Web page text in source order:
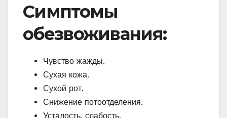
Симптомы
обезвоживания:
Чувство жажды.
Сухая кожа.
Сухой рот.
Снижение потоотделения.
Усталость, слабость.